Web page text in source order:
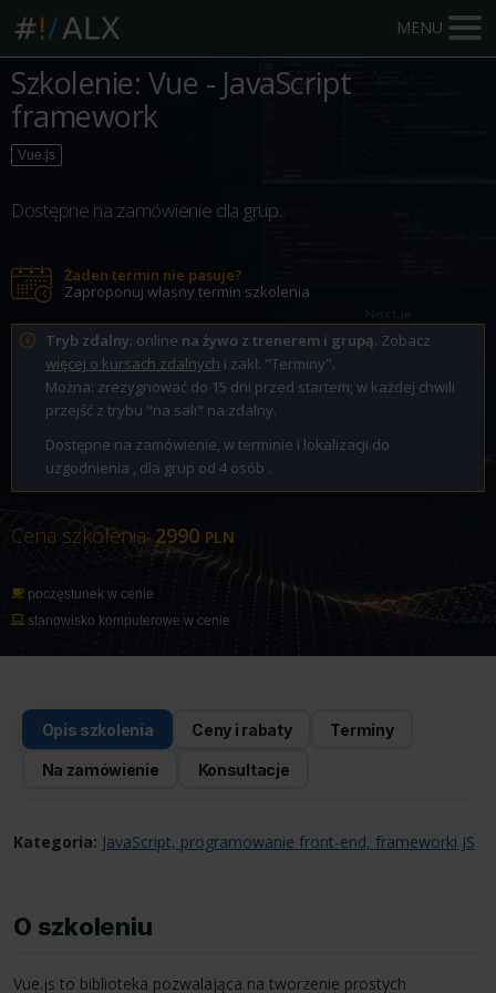
MENU
Szkolenie: Vue - JavaScript
framework
Vue.js
Dostępne na zamówienie dla grup.
Żaden termin nie pasuje?
Zaproponuj własny termin szkolenia
Tryb zdalny: online na żywo z trenerem i grupą. Zobacz
więcej o kursach zdalnych i zakł. "Terminy".
Można: zrezygnować do 15 dni przed startem; w każdej chwili
przejść z trybu "na sali" na zdalny.
Dostępne na zamówienie, w terminie i lokalizacji do
uzgodnienia , dla grup od 4 osób .
Cena szkolenia:2990 PLN
poczęstunek w cenie
stanowisko komputerowe w cenie
Opis szkolenia Ceny i rabaty Terminy
Na zamówienie Konsultacje
Kategoria: JavaScript, programowanie front-end, frameworki JS
O szkoleniu
Vue.js to biblioteka pozwalająca na tworzenie prostych